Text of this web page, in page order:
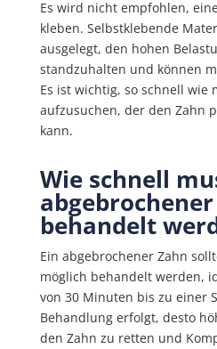
Es wird nicht empfohlen,
kleben. Selbstklebende
ausgelegt, den hohen
standzuhalten und können
Es ist wichtig, so schnell wie
aufzusuchen, der den Zahn
kann.
Wie schnell
behandelt
Ein abgebrochener Zahn
möglich behandelt werden,
von 30 Minuten bis zu einer
Behandlung erfolgt, desto
den Zahn zu retten und